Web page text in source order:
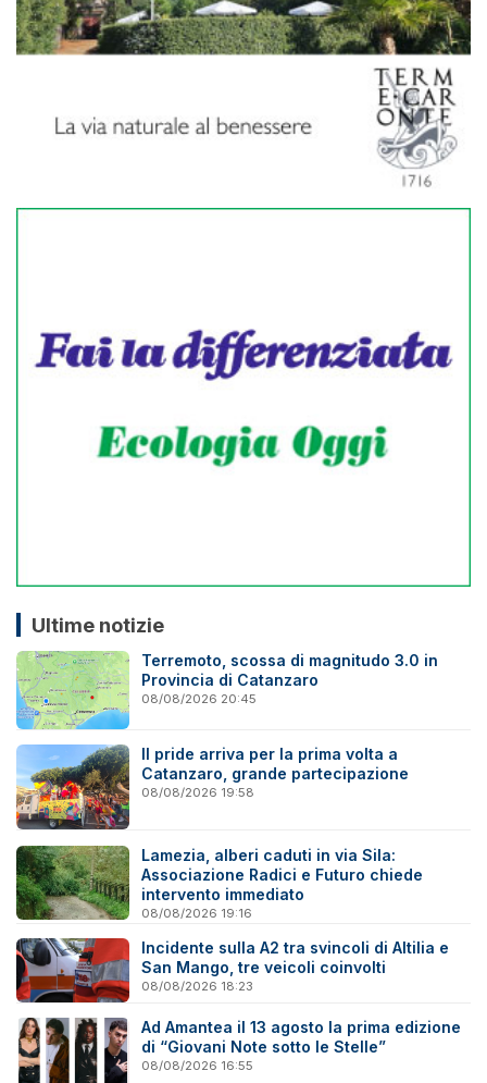
Ultime notizie
Terremoto, scossa di magnitudo 3.0 in
Provincia di Catanzaro
08/08/2026 20:45
Il pride arriva per la prima volta a
Catanzaro, grande partecipazione
08/08/2026 19:58
Lamezia, alberi caduti in via Sila:
Associazione Radici e Futuro chiede
intervento immediato
08/08/2026 19:16
Incidente sulla A2 tra svincoli di Altilia e
San Mango, tre veicoli coinvolti
08/08/2026 18:23
Ad Amantea il 13 agosto la prima edizione
di “Giovani Note sotto le Stelle”
08/08/2026 16:55